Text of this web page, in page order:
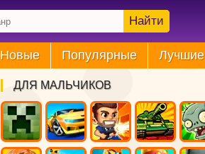
Найти
Новые Популярные Лучшие
ДЛЯ МАЛЬЧИКОВ